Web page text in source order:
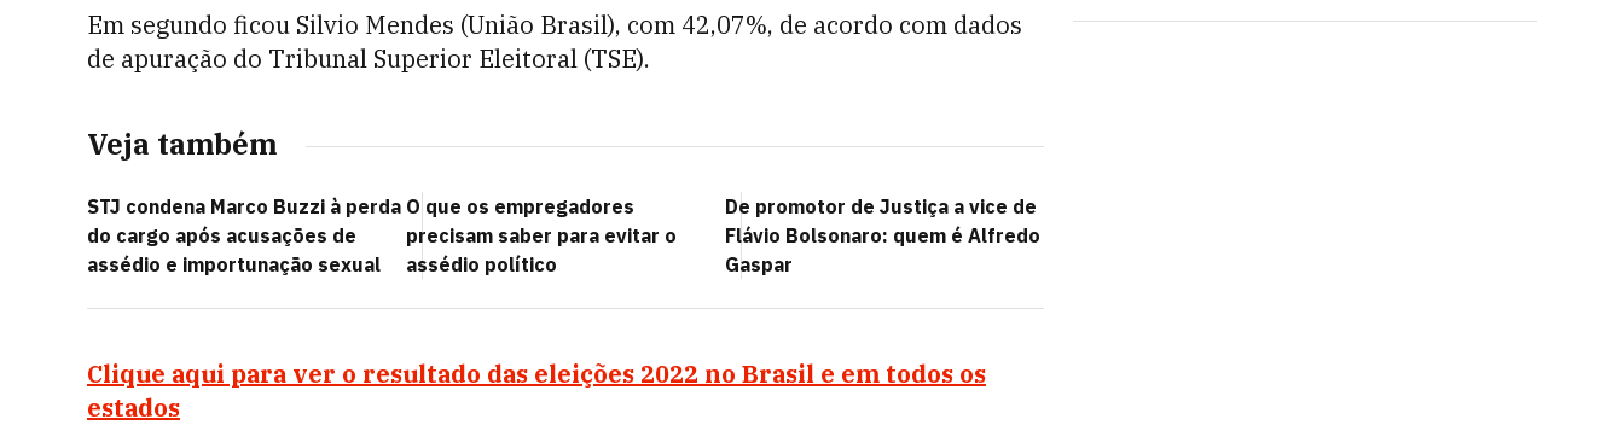
Em segundo ficou Silvio Mendes (União Brasil), com 42,07%, de acordo com dados
de apuração do Tribunal Superior Eleitoral (TSE).
Veja também
STJ condena Marco Buzzi à perda
do cargo após acusações de
assédio e importunação sexual
O que os empregadores
precisam saber para evitar o
assédio político
De promotor de Justiça a vice de
Flávio Bolsonaro: quem é Alfredo
Gaspar
Clique aqui para ver o resultado das eleições 2022 no Brasil e em todos os
estados